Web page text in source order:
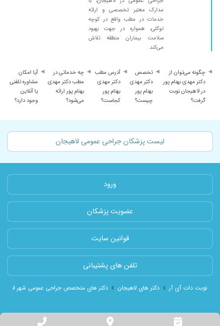
مدارک معتبر تخصصی و ارائه
خدمات در مطب واقع در کوچه
توکلی، همواره در جهت بهبود
سلامت بیماران منطقه تلاش
می‌کند.
چگونه می‌توان از
دکتر مهدی بهنام پور
در لاهیجان نوبت
گرفت؟
تخصص
دکتر مهدی
بهنام پور
چیست؟
آدرس مطب
دکتر مهدی
بهنام پور
کجاست؟
چه خدماتی در
مطب دکتر مهدی
بهنام پور ارائه
می‌شود؟
آیا امکان
مشاوره تلفنی
یا آنلاین
وجود دارد؟
لیست پزشکان جراحی عمومی لاهیجان
ورود
عضویت پزشکان
قوانین سایت
تلفن های پشتیبانی
نوبت دات آی آر دکتر های لاهیجان دکتر های متخصص جراحی عمومی شهر